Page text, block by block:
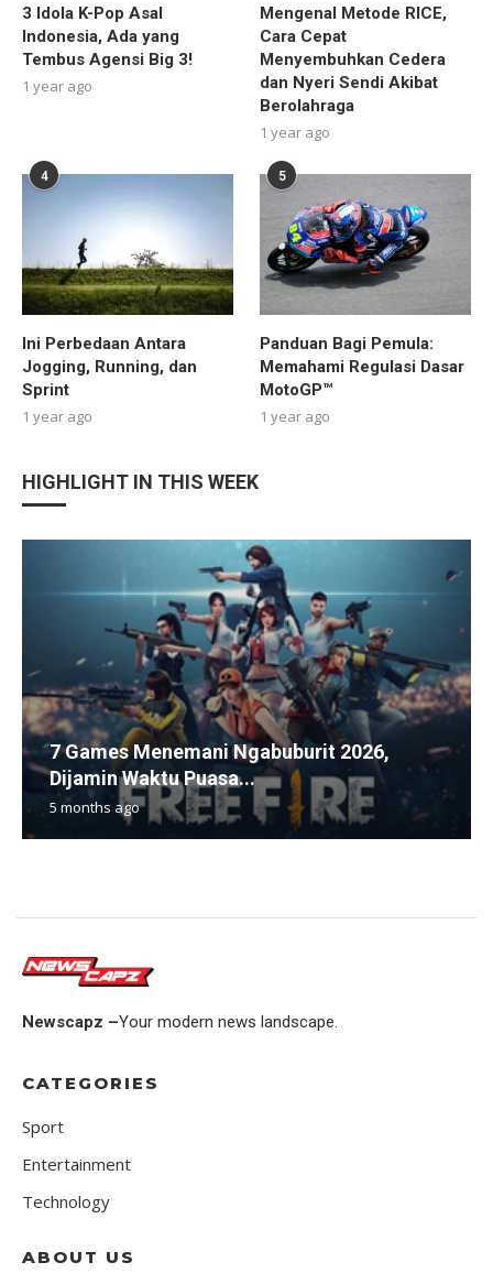
3 Idola K-Pop Asal
Indonesia, Ada yang
Tembus Agensi Big 3!
1 year ago
Mengenal Metode RICE,
Cara Cepat
Menyembuhkan Cedera
dan Nyeri Sendi Akibat
Berolahraga
1 year ago
4
Ini Perbedaan Antara
Jogging, Running, dan
Sprint
1 year ago
5
Panduan Bagi Pemula:
Memahami Regulasi Dasar
MotoGP™
1 year ago
HIGHLIGHT IN THIS WEEK
7 Games Menemani Ngabuburit 2026,
Dijamin Waktu Puasa...
5 months ago
Newscapz –Your modern news landscape.
CATEGORIES
Sport
Entertainment
Technology
ABOUT US